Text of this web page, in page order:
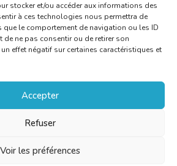
stocker et/ou accéder aux informations des
à ces technologies nous permettra de
que le comportement de navigation ou les ID
de ne pas consentir ou de retirer son
effet négatif sur certaines caractéristiques et
Accepter
Refuser
Voir les préférences